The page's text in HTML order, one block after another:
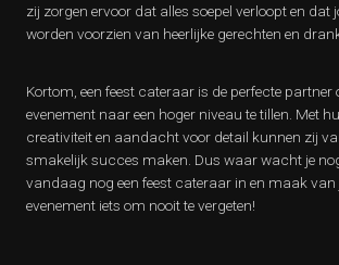
zij zorgen ervoor dat alles soepel verloopt en dat
worden voorzien van heerlijke gerechten en
Kortom, een feest cateraar is de perfecte partner
evenement naar een hoger niveau te tillen. Met
creativiteit en aandacht voor detail kunnen zij
smakelijk succes maken. Dus waar wacht je
vandaag nog een feest cateraar in en maak van
evenement iets om nooit te vergeten!